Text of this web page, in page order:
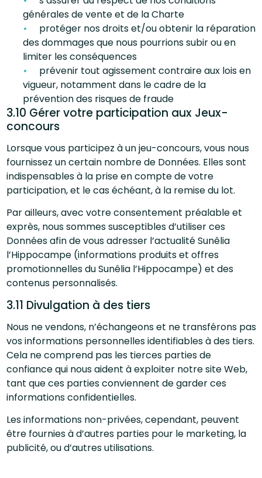
générales de vente et de la Charte
protéger nos droits et/ou obtenir la réparation
des dommages que nous pourrions subir ou en
limiter les conséquences
prévenir tout agissement contraire aux lois en
vigueur, notamment dans le cadre de la
prévention des risques de fraude
3.10 Gérer votre participation aux Jeux-
concours
Lorsque vous participez à un jeu-concours, vous nous
fournissez un certain nombre de Données. Elles sont
indispensables à la prise en compte de votre
participation, et le cas échéant, à la remise du lot.
Par ailleurs, avec votre consentement préalable et
exprès, nous sommes susceptibles d’utiliser ces
Données afin de vous adresser l’actualité Sunêlia
l’Hippocampe (informations produits et offres
promotionnelles du Sunêlia l’Hippocampe) et des
contenus personnalisés.
3.11 Divulgation à des tiers
Nous ne vendons, n’échangeons et ne transférons pas
vos informations personnelles identifiables à des tiers.
Cela ne comprend pas les tierces parties de
confiance qui nous aident à exploiter notre site Web,
tant que ces parties conviennent de garder ces
informations confidentielles.
Les informations non-privées, cependant, peuvent
être fournies à d’autres parties pour le marketing, la
publicité, ou d’autres utilisations.